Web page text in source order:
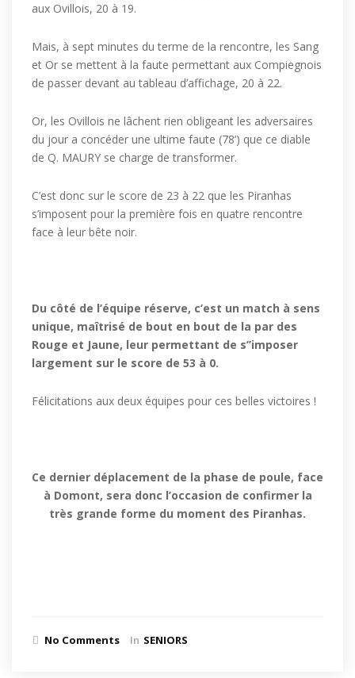
aux Ovillois, 20 à 19.
Mais, à sept minutes du terme de la rencontre, les Sang
et Or se mettent à la faute permettant aux Compiegnois
de passer devant au tableau d’affichage, 20 à 22.
Or, les Ovillois ne lâchent rien obligeant les adversaires
du jour a concéder une ultime faute (78’) que ce diable
de Q. MAURY se charge de transformer.
C’est donc sur le score de 23 à 22 que les Piranhas
s’imposent pour la première fois en quatre rencontre
face à leur bête noir.
Du côté de l’équipe réserve, c’est un match à sens
unique, maîtrisé de bout en bout de la par des
Rouge et Jaune, leur permettant de s’’imposer
largement sur le score de 53 à 0.
Félicitations aux deux équipes pour ces belles victoires !
Ce dernier déplacement de la phase de poule, face
à Domont, sera donc l’occasion de confirmer la
très grande forme du moment des Piranhas.
No Comments In SENIORS